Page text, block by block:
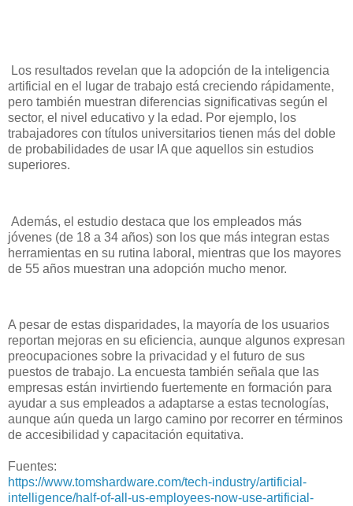
Los resultados revelan que la adopción de la inteligencia
artificial en el lugar de trabajo está creciendo rápidamente,
pero también muestran diferencias significativas según el
sector, el nivel educativo y la edad. Por ejemplo, los
trabajadores con títulos universitarios tienen más del doble
de probabilidades de usar IA que aquellos sin estudios
superiores.
Además, el estudio destaca que los empleados más
jóvenes (de 18 a 34 años) son los que más integran estas
herramientas en su rutina laboral, mientras que los mayores
de 55 años muestran una adopción mucho menor.
A pesar de estas disparidades, la mayoría de los usuarios
reportan mejoras en su eficiencia, aunque algunos expresan
preocupaciones sobre la privacidad y el futuro de sus
puestos de trabajo. La encuesta también señala que las
empresas están invirtiendo fuertemente en formación para
ayudar a sus empleados a adaptarse a estas tecnologías,
aunque aún queda un largo camino por recorrer en términos
de accesibilidad y capacitación equitativa.
Fuentes:
https://www.tomshardware.com/tech-industry/artificial-
intelligence/half-of-all-us-employees-now-use-artificial-